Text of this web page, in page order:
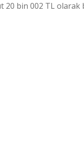
20 bin 002 TL